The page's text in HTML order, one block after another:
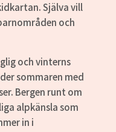
Själva vill
och
och vinterns
sommaren med
Bergen runt om
alpkänsla som
in i